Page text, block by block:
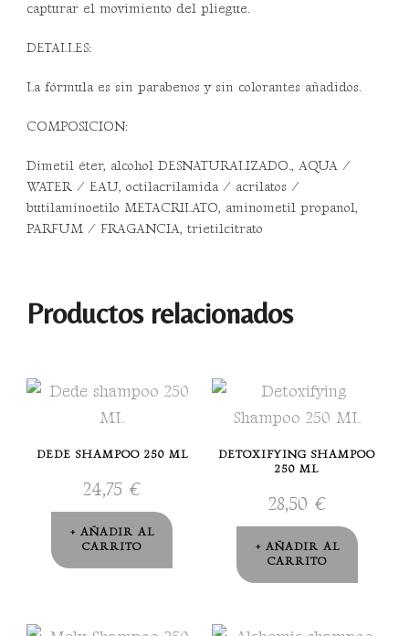
capturar el movimiento del pliegue.
DETALLES:
La fórmula es sin parabenos y sin colorantes añadidos.
COMPOSICION:
Dimetil éter, alcohol DESNATURALIZADO., AQUA /
WATER / EAU, octilacrilamida / acrilatos /
butilaminoetilo METACRILATO, aminometil propanol,
PARFUM / FRAGANCIA, trietilcitrato
Productos relacionados
DEDE SHAMPOO 250 ML
24,75 €
AÑADIR AL
CARRITO
DETOXIFYING SHAMPOO
250 ML
28,50 €
AÑADIR AL
CARRITO